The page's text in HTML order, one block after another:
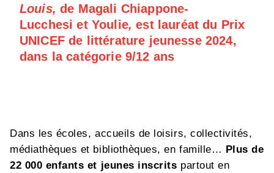
Louis, de Magali Chiappone-
Lucchesi et Youlie, est lauréat du Prix
UNICEF de littérature jeunesse 2024,
dans l a catégorie 9/12 ans
Dans les écoles, accueils de loisirs, collectivités,
médiathèques et bibliothèques, en famille… Plus de
22 000 enfants et jeunes inscrits partout en